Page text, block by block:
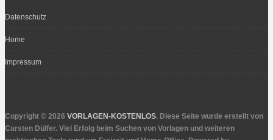
Datenschutz
Home
Impressum
Copyright © 2026 VORLAGEN-KOSTENLOS. Diese Seite wurde erstellt von
Carsten Dülfer. Viel Erfolg beim Suchen von Vorlagen und weiteren